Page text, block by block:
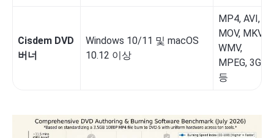
Cisdem DVD
버너
Windows 10/11 및 macOS
10.12 이상
MP4, AVI,
MOV, MKV,
WMV,
MPEG, 3GP
등